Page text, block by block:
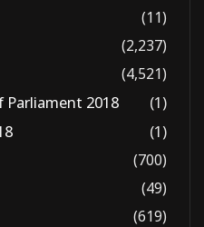
(11)
(2,237)
(4,521)
Parliament 2018
(1)
(1)
(700)
(49)
(619)